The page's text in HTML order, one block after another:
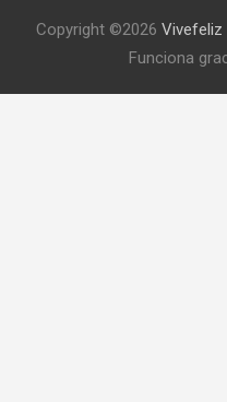
Copyright ©2026 Vivefeliz
Funciona